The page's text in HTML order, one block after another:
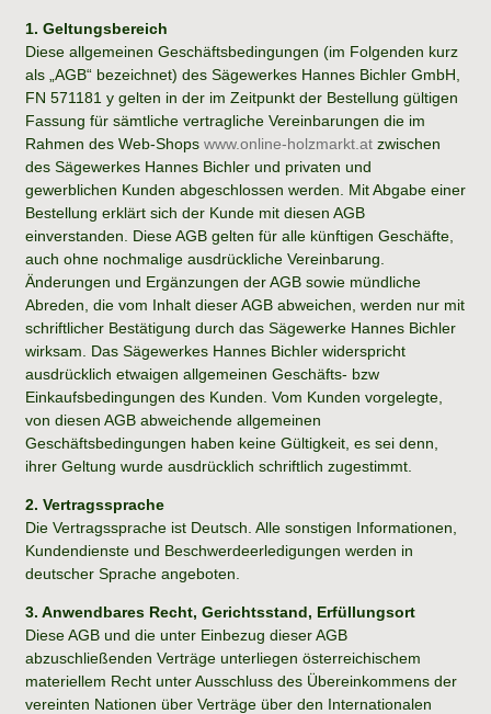
1. Geltungsbereich
Diese allgemeinen Geschäftsbedingungen (im Folgenden kurz
als „AGB“ bezeichnet) des Sägewerkes Hannes Bichler GmbH,
FN 571181 y gelten in der im Zeitpunkt der Bestellung gültigen
Fassung für sämtliche vertragliche Vereinbarungen die im
Rahmen des Web-Shops www.online-holzmarkt.at zwischen
des Sägewerkes Hannes Bichler und privaten und
gewerblichen Kunden abgeschlossen werden. Mit Abgabe einer
Bestellung erklärt sich der Kunde mit diesen AGB
einverstanden. Diese AGB gelten für alle künftigen Geschäfte,
auch ohne nochmalige ausdrückliche Vereinbarung.
Änderungen und Ergänzungen der AGB sowie mündliche
Abreden, die vom Inhalt dieser AGB abweichen, werden nur mit
schriftlicher Bestätigung durch das Sägewerke Hannes Bichler
wirksam. Das Sägewerkes Hannes Bichler widerspricht
ausdrücklich etwaigen allgemeinen Geschäfts- bzw
Einkaufsbedingungen des Kunden. Vom Kunden vorgelegte,
von diesen AGB abweichende allgemeinen
Geschäftsbedingungen haben keine Gültigkeit, es sei denn,
ihrer Geltung wurde ausdrücklich schriftlich zugestimmt.
2. Vertragssprache
Die Vertragssprache ist Deutsch. Alle sonstigen Informationen,
Kundendienste und Beschwerdeerledigungen werden in
deutscher Sprache angeboten.
3. Anwendbares Recht, Gerichtsstand, Erfüllungsort
Diese AGB und die unter Einbezug dieser AGB
abzuschließenden Verträge unterliegen österreichischem
materiellem Recht unter Ausschluss des Übereinkommens der
vereinten Nationen über Verträge über den Internationalen